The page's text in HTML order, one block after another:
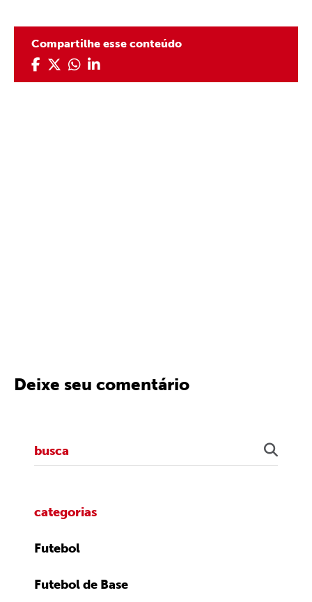
Compartilhe esse conteúdo
Deixe seu comentário
categorias
Futebol
Futebol de Base